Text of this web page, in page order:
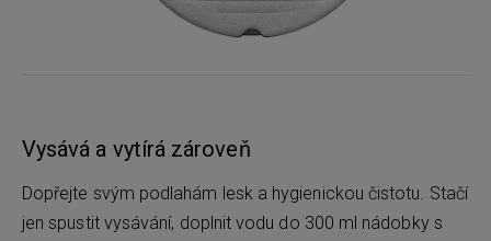
Vysává a vytírá zároveň
Dopřejte svým podlahám lesk a hygienickou čistotu. Stačí
jen spustit vysávání, doplnit vodu do 300 ml nádobky s